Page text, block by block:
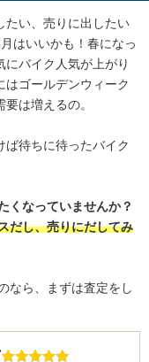
たい、売りに出したい
はいいかも！春になっ
にバイク人気が上がり
はゴールデンウィーク
は増えるの。
ば待ちに待ったバイク
くなっていませんか？
だし、売りにだしてみ
なら、まずは査定をし